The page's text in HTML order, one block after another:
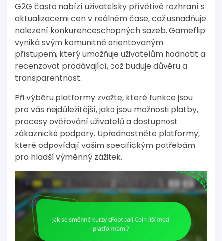
G2G často nabízí uživatelsky přívětivé rozhraní s
aktualizacemi cen v reálném čase, což usnadňuje
nalezení konkurenceschopných sazeb. Gameflip
vyniká svým komunitně orientovaným
přístupem, který umožňuje uživatelům hodnotit a
recenzovat prodávající, což buduje důvěru a
transparentnost.
Při výběru platformy zvažte, které funkce jsou
pro vás nejdůležitější, jako jsou možnosti platby,
procesy ověřování uživatelů a dostupnost
zákaznické podpory. Upřednostněte platformy,
které odpovídají vašim specifickým potřebám
pro hladší výměnný zážitek.